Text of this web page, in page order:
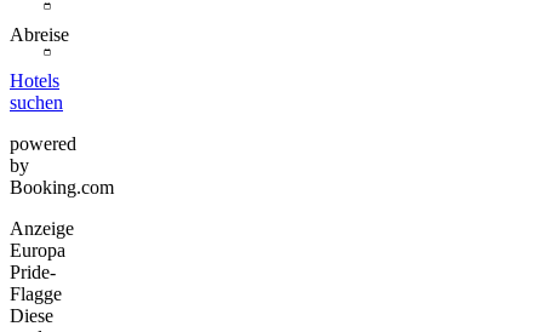
Abreise
Hotels
suchen
powered
by
Booking.com
Anzeige
Europa
Pride-
Flagge
Diese